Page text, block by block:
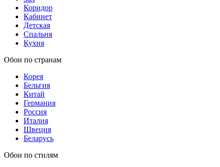
Коридор
Кабинет
Детская
Спальня
Кухня
Обои по странам
Корея
Бельгия
Китай
Германия
Россия
Италия
Швеция
Беларусь
Обои по стилям